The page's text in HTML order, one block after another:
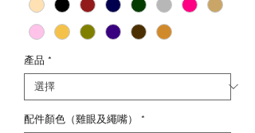
產品 *
配件顏色（雞眼及繩嘴） *